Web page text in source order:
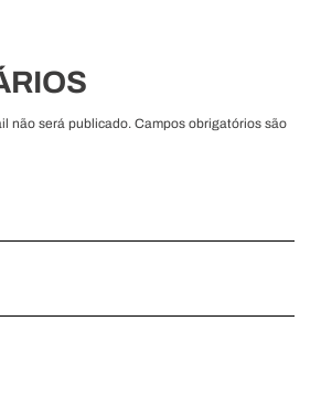
não será publicado. Campos obrigatórios são